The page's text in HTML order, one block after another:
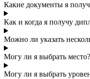
Какие документы я
Как и когда я получу
Можно ли указать
Могу ли я выбрать место?
Могу ли я выбрать